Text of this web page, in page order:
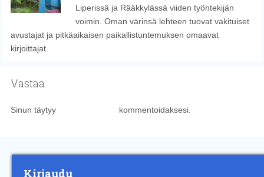
Liperissä ja Rääkkylässä viiden työntekijän
voimin. Oman värinsä lehteen tuovat vakituiset
avustajat ja pitkäaikaisen paikallistuntemuksen omaavat
kirjoittajat.
Vastaa
Sinun täytyy kommentoidaksesi.
Kirjaudu